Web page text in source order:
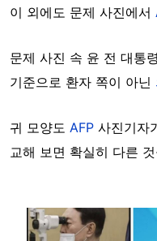
이 외에도 문제 사진에서
문제 사진 속 윤 전 대통
기준으로 환자 쪽이 아닌
귀 모양도 AFP 사진기자
교해 보면 확실히 다른
Image